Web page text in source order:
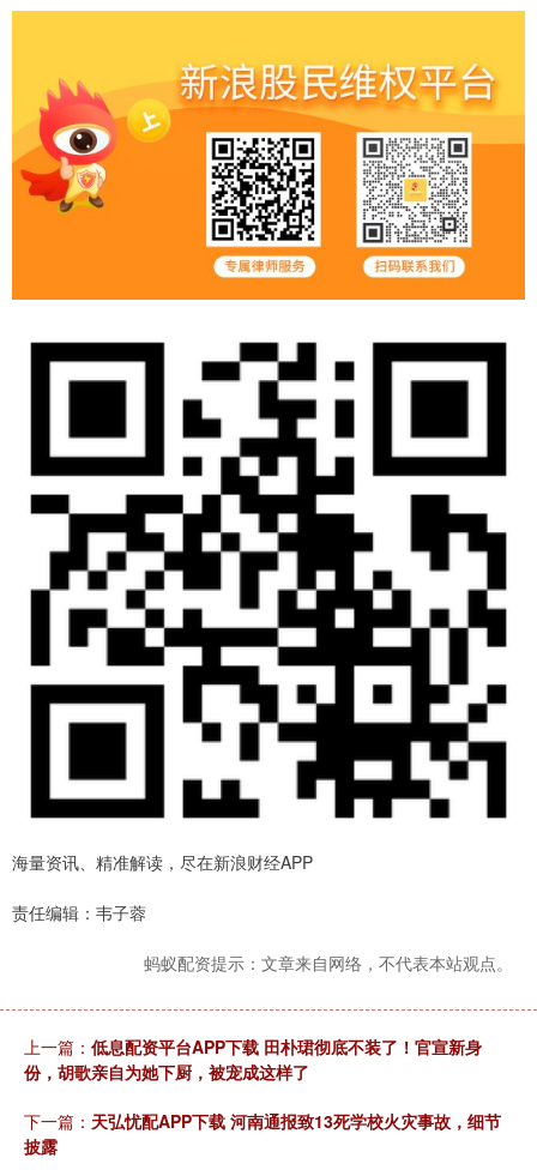
海量资讯、精准解读，尽在新浪财经APP
责任编辑：韦子蓉
蚂蚁配资提示：文章来自网络，不代表本站观点。
上一篇： 低息配资平台APP下载 田朴珺彻底不装了！官宣新身
份，胡歌亲自为她下厨，被宠成这样了
下一篇： 天弘忧配APP下载 河南通报致13死学校火灾事故，细节
披露